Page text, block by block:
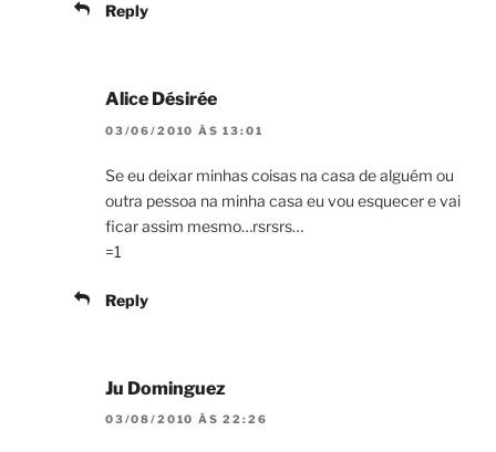
Reply
Alice Désirée
03/06/2010 ÀS 13:01
Se eu deixar minhas coisas na casa de alguém ou
outra pessoa na minha casa eu vou esquecer e vai
ficar assim mesmo…rsrsrs…
=1
Reply
Ju Dominguez
03/08/2010 ÀS 22:26